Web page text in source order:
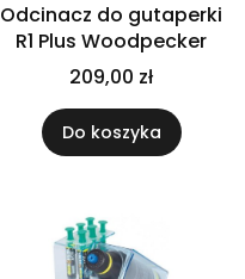
Odcinacz do gutaperki
R1 Plus Woodpecker
209,00 zł
Do koszyka